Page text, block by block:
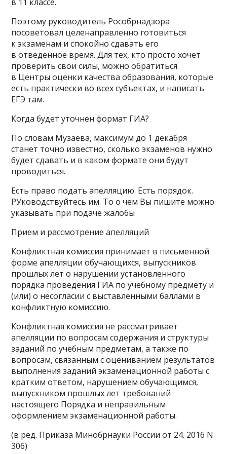
Поэтому руководитель Рособрнадзора
посоветовал целенаправленно готовиться
к экзаменам и спокойно сдавать его
в отведенное время. Для тех, кто просто хочет
проверить свои силы, можно обратиться
в Центры оценки качества образования, которые
есть практически во всех субъектах, и написать
ЕГЭ там.
Когда будет уточнен формат ГИА?
По словам Музаева, максимум до 1 декабря
станет точно известно, сколько экзаменов нужно
будет сдавать и в каком формате они будут
проводиться.
Есть право подать апелляцию. Есть порядок.
РУководствуйтесь им. То о чем Вы пишите можно
указывать при подаче жалобы
Прием и рассмотрение апелляций
Конфликтная комиссия принимает в письменной
форме апелляции обучающихся, выпускников
прошлых лет о нарушении установленного
порядка проведения ГИА по учебному предмету и
(или) о несогласии с выставленными баллами в
конфликтную комиссию.
Конфликтная комиссия не рассматривает
апелляции по вопросам содержания и структуры
заданий по учебным предметам, а также по
вопросам, связанным с оцениванием результатов
выполнения заданий экзаменационной работы с
кратким ответом, нарушением обучающимся,
выпускником прошлых лет требований
настоящего Порядка и неправильным
оформлением экзаменационной работы.
(в ред. Приказа Минобрнауки России от 24. 2016 N
306)